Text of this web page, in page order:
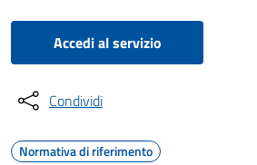
Accedi al servizio
Condividi
Normativa di riferimento